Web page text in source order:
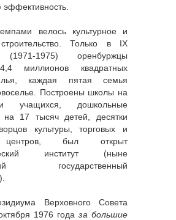
велось культурное и
Только в IX
(1971-1975) оренбуржцы
миллионов квадратных
каждая пятая семья
Построены школы на
учащихся, дошкольные
на 17 тысяч детей, десятки
культуры, торговых и
центров, был открыт
институт (ныне
государственный
Верховного Совета
1976 года за большие